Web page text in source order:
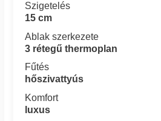
Szigetelés
15 cm
Ablak szerkezete
3 rétegű thermoplan
Fűtés
hőszivattyús
Komfort
luxus